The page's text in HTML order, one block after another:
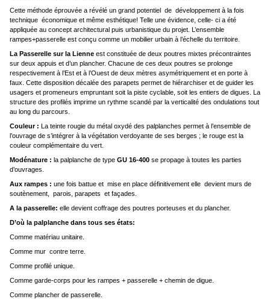
Cette méthode éprouvée a révélé un grand potentiel de développement à la fois
technique économique et même esthétique! Telle une évidence, celle- ci a été
appliquée au concept architectural puis urbanistique du projet. L’ensemble
rampes+passerelle est conçu comme un mobilier urbain à l’échelle du territoire.
La Passerelle sur la Lienne est constituée de deux poutres mixtes précontraintes
sur deux appuis et d’un plancher. Chacune de ces deux poutres se prolonge
respectivement à l’Est et à l’Ouest de deux mètres asymétriquement et en porte à
faux. Cette disposition décalée des parapets permet de hiérarchiser et de guider les
usagers et promeneurs empruntant soit la piste cyclable, soit les entiers de digues. La
structure des profilés imprime un rythme scandé par la verticalité des ondulations tout
au long du parcours.
Couleur : La teinte rougie du métal oxydé des palplanches permet à l’ensemble de
l’ouvrage de s’intégrer à la végétation verdoyante de ses berges ; le rouge est la
couleur complémentaire du vert.
Modénature : la palplanche de type GU 16-400 se propage à toutes les parties
d’ouvrages.
Aux rampes : une fois battue et mise en place définitivement elle devient murs de
soutènement, parois, parapets et façades.
A la passerelle: elle devient coffrage des poutres porteuses et du plancher.
D’où la palplanche dans tous ses états:
Comme matériau unitaire.
Comme mur contre terre.
Comme profilé unique.
Comme garde-corps pour les rampes + passerelle + chemin de digue.
Comme plancher de passerelle.